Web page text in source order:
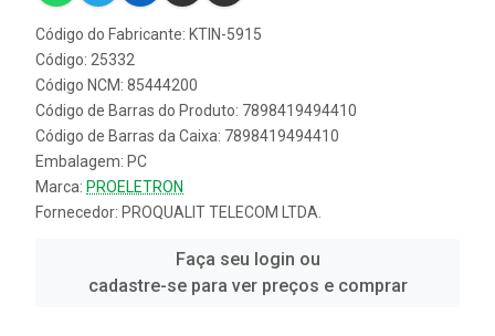
Código do Fabricante: KTIN-5915
Código: 25332
Código NCM: 85444200
Código de Barras do Produto: 7898419494410
Código de Barras da Caixa: 7898419494410
Embalagem: PC
Marca: PROELETRON
Fornecedor: PROQUALIT TELECOM LTDA.
Faça seu login ou
cadastre-se para ver preços e comprar